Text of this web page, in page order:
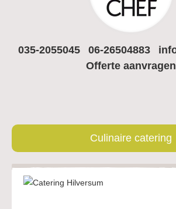
035-2055045 06-26504883
Offerte aanvragen
Culinaire catering